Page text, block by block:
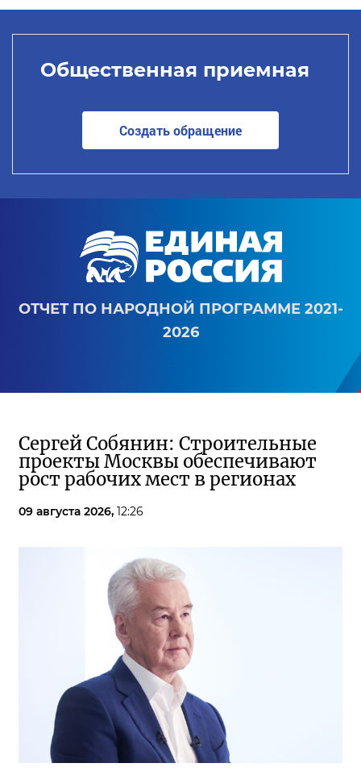
Общественная приемная
Создать обращение
ОТЧЕТ ПО НАРОДНОЙ ПРОГРАММЕ 2021-
2026
Сергей Собянин: Строительные
проекты Москвы обеспечивают
рост рабочих мест в регионах
09 августа 2026, 12:26